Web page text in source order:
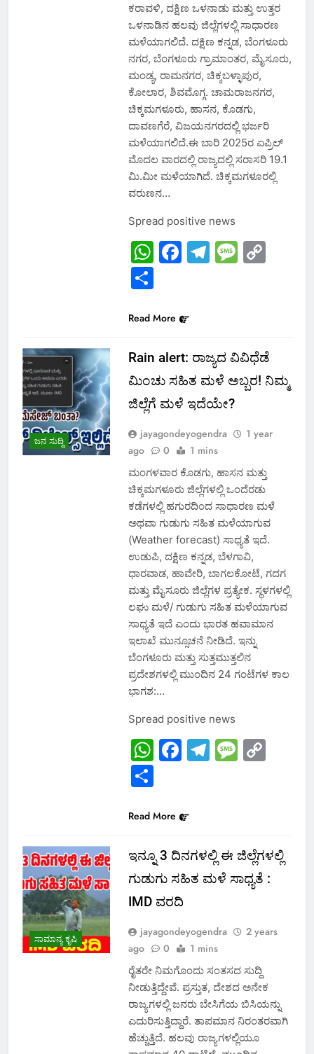
ಕರಾವಳಿ, ದಕ್ಷಿಣ ಒಳನಾಡು ಮತ್ತು ಉತ್ತರ
ಒಳನಾಡಿನ ಹಲವು ಜಿಲ್ಲೆಗಳಲ್ಲಿ ಸಾಧಾರಣ
ಮಳೆಯಾಗಲಿದೆ. ದಕ್ಷಿಣ ಕನ್ನಡ, ಬೆಂಗಳೂರು
ನಗರ, ಬೆಂಗಳೂರು ಗ್ರಾಮಾಂತರ, ಮೈಸೂರು,
ಮಂಡ್ಯ, ರಾಮನಗರ, ಚಿಕ್ಕಬಳ್ಳಾಪುರ,
ಕೋಲಾರ, ಶಿವಮೊಗ್ಗ. ಚಾಮರಾಜನಗರ,
ಚಿಕ್ಕಮಗಳೂರು, ಹಾಸನ, ಕೊಡಗು,
ದಾವಣಗೆರೆ, ವಿಜಯನಗರದಲ್ಲಿ ಭರ್ಜರಿ
ಮಳೆಯಾಗಲಿದೆ.ಈ ಬಾರಿ 2025ರ ಏಪ್ರಿಲ್
ಮೊದಲ ವಾರದಲ್ಲಿ ರಾಜ್ಯದಲ್ಲಿ ಸರಾಸರಿ 19.1
ಮಿ.ಮೀ ಮಳೆಯಾಗಿದೆ. ಚಿಕ್ಕಮಗಳೂರಲ್ಲಿ
ವರುಣನ…
Spread positive news
WhatsApp
Facebook
Telegram
Share
Read More
ಜನ ಸುದ್ದಿ
Rain alert: ರಾಜ್ಯದ ವಿವಿಧೆಡೆ
ಮಿಂಚು ಸಹಿತ ಮಳೆ ಅಬ್ಬರ! ನಿಮ್ಮ
ಜಿಲ್ಲೆಗೆ ಮಳೆ ಇದೆಯೇ?
jayagondeyogendra
1 year
ago
0 1 mins
ಮಂಗಳವಾರ ಕೊಡಗು, ಹಾಸನ ಮತ್ತು
ಚಿಕ್ಕಮಗಳೂರು ಜಿಲ್ಲೆಗಳಲ್ಲಿ ಒಂದೆರಡು
ಕಡೆಗಳಲ್ಲಿ ಹಗುರದಿಂದ ಸಾಧಾರಣ ಮಳೆ
ಅಥವಾ ಗುಡುಗು ಸಹಿತ ಮಳೆಯಾಗುವ
(Weather forecast) ಸಾಧ್ಯತೆ ಇದೆ.
ಉಡುಪಿ, ದಕ್ಷಿಣ ಕನ್ನಡ, ಬೆಳಗಾವಿ,
ಧಾರವಾಡ, ಹಾವೇರಿ, ಬಾಗಲಕೋಟೆ, ಗದಗ
ಮತ್ತು ಮೈಸೂರು ಜಿಲ್ಲೆಗಳ ಪ್ರತ್ಯೇಕ. ಸ್ಥಳಗಳಲ್ಲಿ
ಲಘು ಮಳೆ/ ಗುಡುಗು ಸಹಿತ ಮಳೆಯಾಗುವ
ಸಾಧ್ಯತೆ ಇದೆ ಎಂದು ಭಾರತ ಹವಾಮಾನ
ಇಲಾಖೆ ಮುನ್ಸೂಚನೆ ನೀಡಿದೆ. ಇನ್ನು
ಬೆಂಗಳೂರು ಮತ್ತು ಸುತ್ತಮುತ್ತಲಿನ
ಪ್ರದೇಶಗಳಲ್ಲಿ ಮುಂದಿನ 24 ಗಂಟೆಗಳ ಕಾಲ
ಭಾಗಶ:…
Spread positive news
WhatsApp
Facebook
Telegram
Share
Read More
ಸಾಮಾನ್ಯ ಕೃಷಿ
ಇನ್ನೂ 3 ದಿನಗಳಲ್ಲಿ ಈ ಜಿಲ್ಲೆಗಳಲ್ಲಿ
ಗುಡುಗು ಸಹಿತ ಮಳೆ ಸಾಧ್ಯತೆ :
IMD ವರದಿ
jayagondeyogendra
2 years
ago
0 1 mins
ರೈತರೇ ನಿಮಗೊಂದು ಸಂತಸದ ಸುದ್ದಿ
ನೀಡುತ್ತಿದ್ದೇವೆ. ಪ್ರಸ್ತುತ, ದೇಶದ ಅನೇಕ
ರಾಜ್ಯಗಳಲ್ಲಿ ಜನರು ಬೇಸಿಗೆಯ ಬಿಸಿಯನ್ನು
ಎದುರಿಸುತ್ತಿದ್ದಾರೆ. ತಾಪಮಾನ ನಿರಂತರವಾಗಿ
ಹೆಚ್ಚುತ್ತಿದೆ. ಹಲವು ರಾಜ್ಯಗಳಲ್ಲಿಯೂ